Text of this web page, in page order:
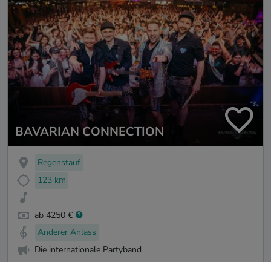
BAVARIAN CONNECTION
Regenstauf
123 km
ab 4250 €
Anderer Anlass
Die internationale Partyband